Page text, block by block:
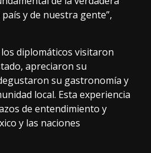
y de nuestra gente”,
diplomáticos visitaron
apreciaron su
su gastronomía y
local. Esta experiencia
de entendimiento y
y las naciones